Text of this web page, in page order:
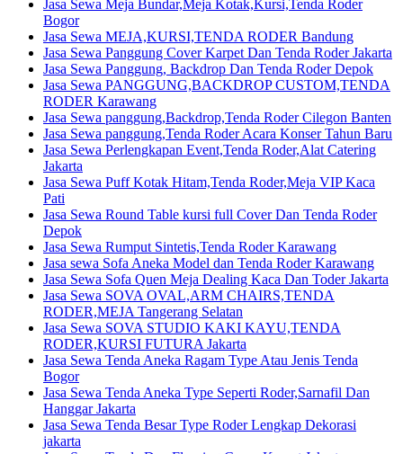
Jasa Sewa Meja Bundar,Meja Kotak,Kursi,Tenda Roder
Bogor
Jasa Sewa MEJA,KURSI,TENDA RODER Bandung
Jasa Sewa Panggung Cover Karpet Dan Tenda Roder Jakarta
Jasa Sewa Panggung, Backdrop Dan Tenda Roder Depok
Jasa Sewa PANGGUNG,BACKDROP CUSTOM,TENDA
RODER Karawang
Jasa Sewa panggung,Backdrop,Tenda Roder Cilegon Banten
Jasa Sewa panggung,Tenda Roder Acara Konser Tahun Baru
Jasa Sewa Perlengkapan Event,Tenda Roder,Alat Catering
Jakarta
Jasa Sewa Puff Kotak Hitam,Tenda Roder,Meja VIP Kaca
Pati
Jasa Sewa Round Table kursi full Cover Dan Tenda Roder
Depok
Jasa Sewa Rumput Sintetis,Tenda Roder Karawang
Jasa sewa Sofa Aneka Model dan Tenda Roder Karawang
Jasa Sewa Sofa Quen Meja Dealing Kaca Dan Toder Jakarta
Jasa Sewa SOVA OVAL,ARM CHAIRS,TENDA
RODER,MEJA Tangerang Selatan
Jasa Sewa SOVA STUDIO KAKI KAYU,TENDA
RODER,KURSI FUTURA Jakarta
Jasa Sewa Tenda Aneka Ragam Type Atau Jenis Tenda
Bogor
Jasa Sewa Tenda Aneka Type Seperti Roder,Sarnafil Dan
Hanggar Jakarta
Jasa Sewa Tenda Besar Type Roder Lengkap Dekorasi
jakarta